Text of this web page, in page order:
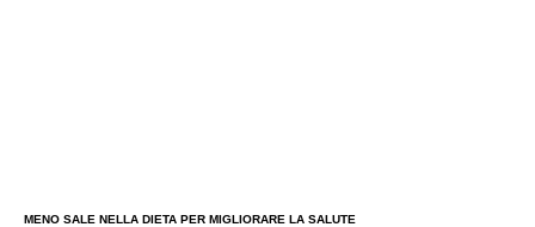
MENO SALE NELLA DIETA PER MIGLIORARE LA SALUTE